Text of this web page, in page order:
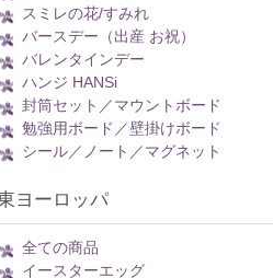
スミレの花/すみれ
バースデー（出産 お祝）
バレンタインデー
ハンジ HANSi
封筒セット／マウントボード
勉強用ボード／壁掛けボード
シール／ノート／マグネット
ヨーロッパ
全ての商品
イースターエッグ